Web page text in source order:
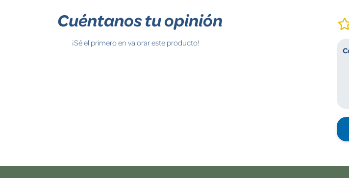
Cuéntanos tu opinión
¡Sé el primero en valorar este producto!